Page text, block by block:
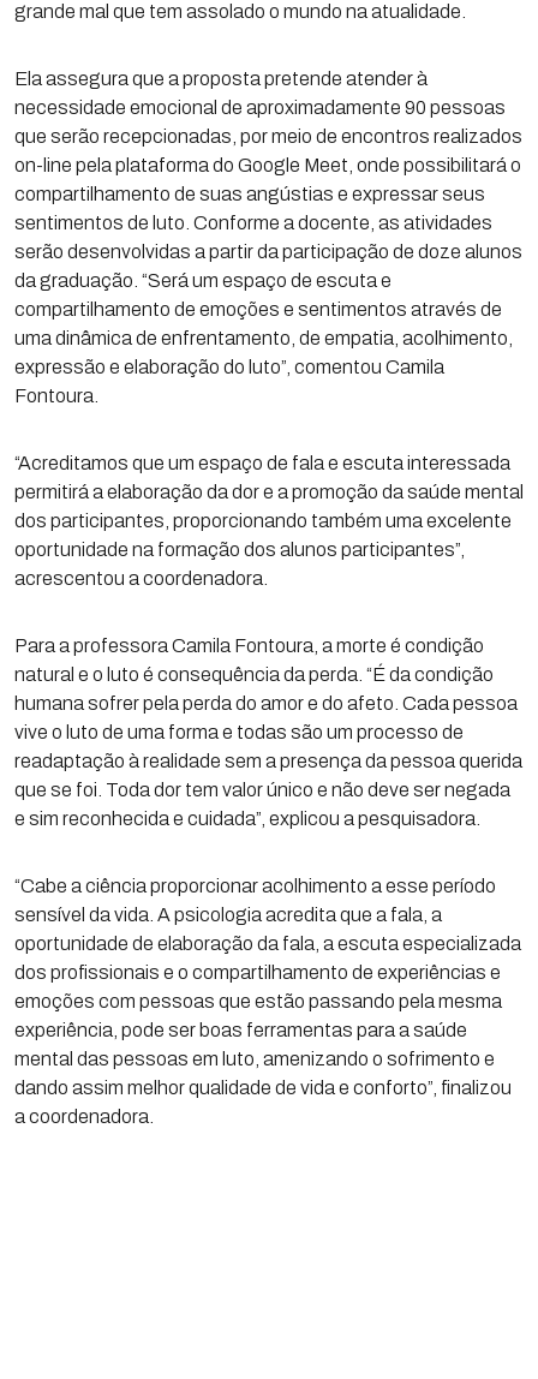
grande mal que tem assolado o mundo na atualidade.
Ela assegura que a proposta pretende atender à
necessidade emocional de aproximadamente 90 pessoas
que serão recepcionadas, por meio de encontros realizados
on-line pela plataforma do Google Meet, onde possibilitará o
compartilhamento de suas angústias e expressar seus
sentimentos de luto. Conforme a docente, as atividades
serão desenvolvidas a partir da participação de doze alunos
da graduação. “Será um espaço de escuta e
compartilhamento de emoções e sentimentos através de
uma dinâmica de enfrentamento, de empatia, acolhimento,
expressão e elaboração do luto”, comentou Camila
Fontoura.
“Acreditamos que um espaço de fala e escuta interessada
permitirá a elaboração da dor e a promoção da saúde mental
dos participantes, proporcionando também uma excelente
oportunidade na formação dos alunos participantes”,
acrescentou a coordenadora.
Para a professora Camila Fontoura, a morte é condição
natural e o luto é consequência da perda. “É da condição
humana sofrer pela perda do amor e do afeto. Cada pessoa
vive o luto de uma forma e todas são um processo de
readaptação à realidade sem a presença da pessoa querida
que se foi. Toda dor tem valor único e não deve ser negada
e sim reconhecida e cuidada”, explicou a pesquisadora.
“Cabe a ciência proporcionar acolhimento a esse período
sensível da vida. A psicologia acredita que a fala, a
oportunidade de elaboração da fala, a escuta especializada
dos profissionais e o compartilhamento de experiências e
emoções com pessoas que estão passando pela mesma
experiência, pode ser boas ferramentas para a saúde
mental das pessoas em luto, amenizando o sofrimento e
dando assim melhor qualidade de vida e conforto”, finalizou
a coordenadora.